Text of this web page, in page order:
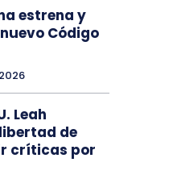
estrena y
Código
Leah
de
críticas por